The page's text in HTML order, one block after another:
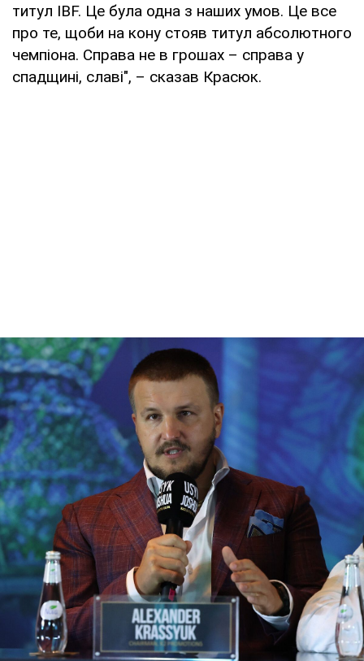
титул IBF. Це була одна з наших умов. Це все
про те, щоби на кону стояв титул абсолютного
чемпіона. Справа не в грошах – справа у
спадщині, славі", – сказав Красюк.